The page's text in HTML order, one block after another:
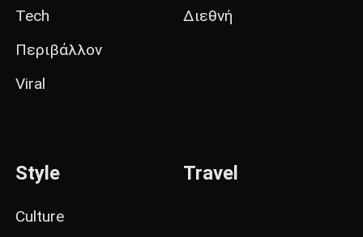
Tech
Περιβάλλον
Viral
Διεθνή
Style
Culture
Travel